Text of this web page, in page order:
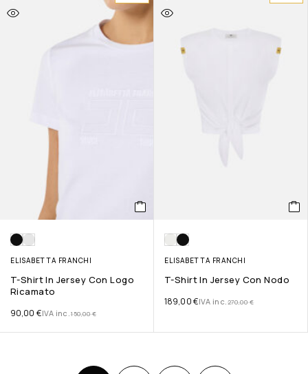
ELISABETTA FRANCHI
T-Shirt In Jersey Con Logo
Ricamato
150,00€
90,00 €IVA inc.
ELISABETTA FRANCHI
T-Shirt In Jersey Con Nodo
270,00€
189,00€IVA inc.